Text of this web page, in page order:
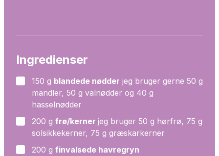
Ingredienser
▢
150 g blandede nødder jeg bruger gerne 50 g
mandler, 50 g valnødder og 40 g
hasselnødder
▢
200 g frø/kerner jeg bruger 50 g hørfrø, 75 g
solsikkekerner, 75 g græskarkerner
▢
200 g finvalsede havregryn